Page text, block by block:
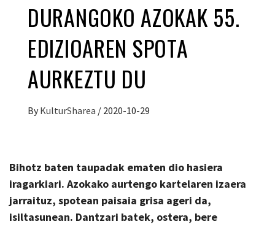
DURANGOKO AZOKAK 55.
EDIZIOAREN SPOTA
AURKEZTU DU
By KulturSharea / 2020-10-29
Bihotz baten taupadak ematen dio hasiera
iragarkiari. Azokako aurtengo kartelaren izaera
jarraituz, spotean paisaia grisa ageri da,
isiltasunean. Dantzari batek, ostera, bere